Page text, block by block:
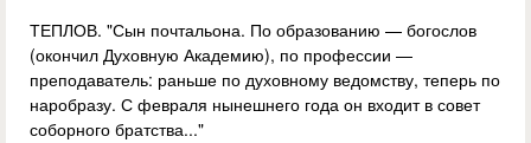
ТЕПЛОВ. "Сын почтальона. По образованию — богослов
(окончил Духовную Академию), по профессии —
преподаватель: раньше по духовному ведомству, теперь по
наробразу. С февраля нынешнего года он входит в совет
соборного братства..."